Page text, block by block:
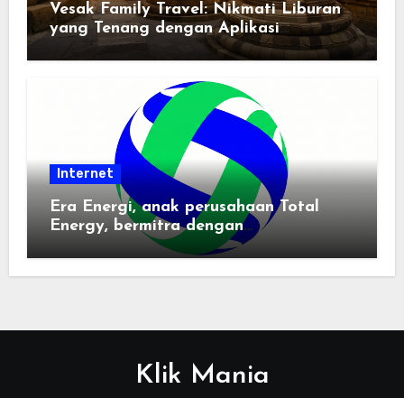
Vesak Family Travel: Nikmati Liburan
yang Tenang dengan Aplikasi
Pemindai PDF
Internet
Era Energi, anak perusahaan Total
Energy, bermitra dengan
Zhuochuangtong untuk mempercepat
Klik Mania